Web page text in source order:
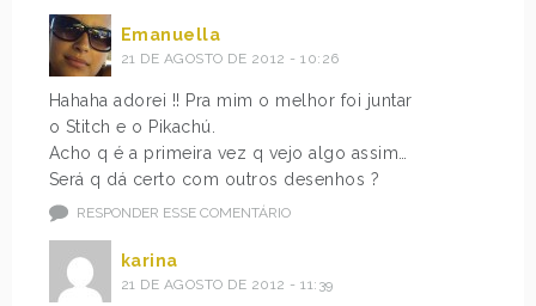
Emanuella
21 DE AGOSTO DE 2012 - 10:26
Hahaha adorei !! Pra mim o melhor foi juntar
o Stitch e o Pikachú.
Acho q é a primeira vez q vejo algo assim…
Será q dá certo com outros desenhos ?
RESPONDER ESSE COMENTÁRIO
karina
21 DE AGOSTO DE 2012 - 11:39